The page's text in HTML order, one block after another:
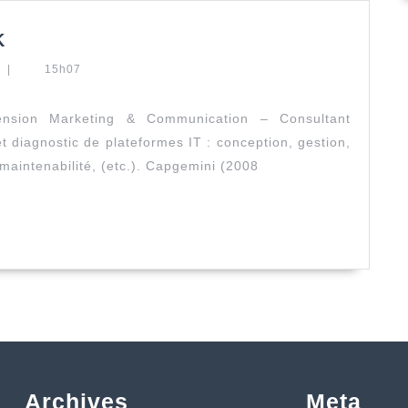
Georges
| 15h07
Marketing & Communication – Consultant
diagnostic de plateformes IT : conception, gestion,
(etc.). Capgemini (2008
Archives Meta